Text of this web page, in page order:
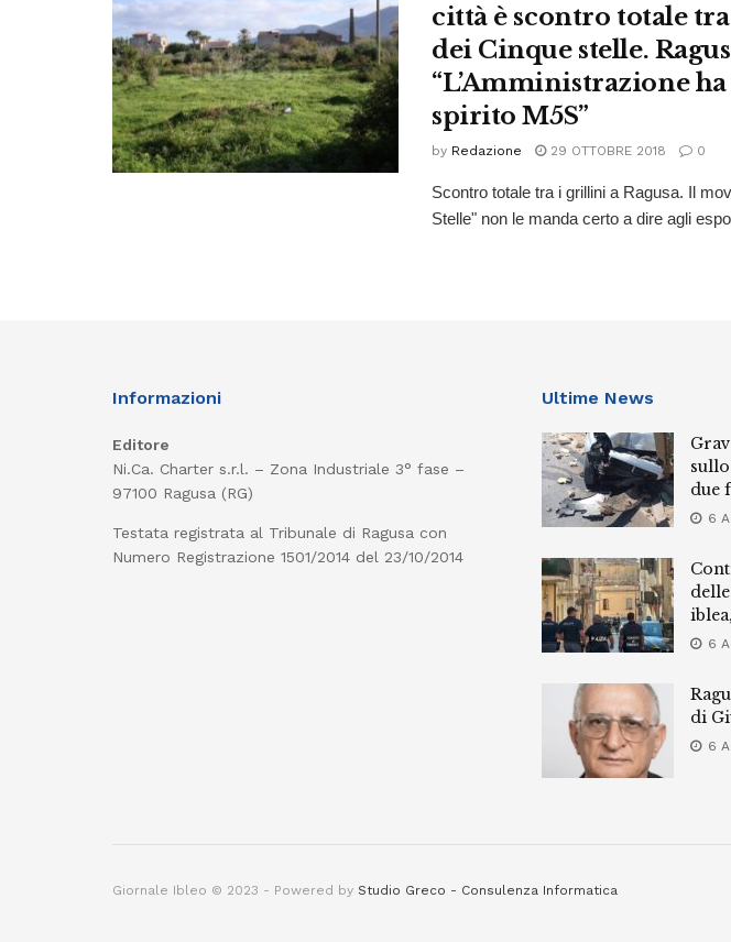
città è scontro totale
dei Cinque stelle.
“L’Amministrazione
spirito M5S”
by Redazione 29 OTTOBRE 2018 0
Scontro totale tra i grillini a Ragusa. Il
Stelle" non le manda certo a dire agli
Informazioni
Editore
Ni.Ca. Charter s.r.l. – Zona Industriale 3° fase –
97100 Ragusa (RG)
Testata registrata al Tribunale di Ragusa con
Numero Registrazione 1501/2014 del 23/10/2014
Ultime News
due
6
6
di
6
Giornale Ibleo © 2023 - Powered by Studio Greco - Consulenza Informatica